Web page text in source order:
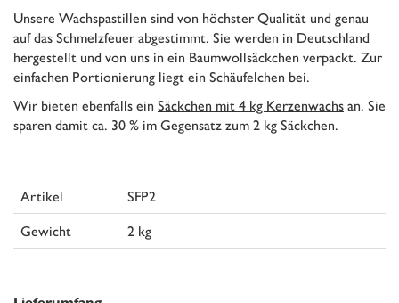
Unsere Wachspastillen sind von höchster Qualität und genau
auf das Schmelzfeuer abgestimmt. Sie werden in Deutschland
hergestellt und von uns in ein Baumwollsäckchen verpackt. Zur
einfachen Portionierung liegt ein Schäufelchen bei.
Wir bieten ebenfalls ein Säckchen mit 4 kg Kerzenwachsan. Sie
sparen damit ca. 30 % im Gegensatz zum 2 kg Säckchen.
Artikel
SFP2
Gewicht
2 kg